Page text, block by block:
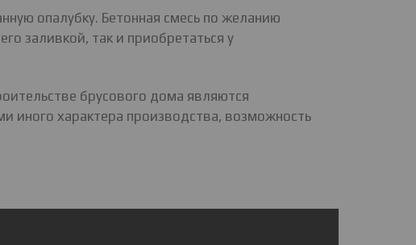
опалубку. Бетонная смесь по желанию
заливкой, так и приобретаться у
брусового дома являются
иного характера производства, возможность